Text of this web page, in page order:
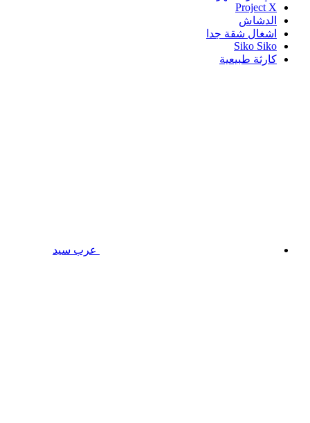
Project X
الدشاش
اشغال شقة جدا
Siko Siko
كارثة طبيعية
عرب سيد